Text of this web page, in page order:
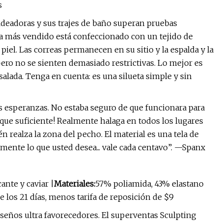
y sus trajes de baño superan pruebas
más vendido está confeccionado con un tejido de
Las correas permanecen en su sitio y la espalda y la
no se sienten demasiado restrictivas. Lo mejor es
Tenga en cuenta: es una silueta simple y sin
No estaba seguro de que funcionara para
suficiente! Realmente halaga en todos los lugares
realza la zona del pecho. El material es una tela de
lo que usted desea... vale cada centavo”. —Spanx
y caviar | Materiales:57% poliamida, 43% elastano
los 21 días, menos tarifa de reposición de $9
ultra favorecedores. El superventas Sculpting